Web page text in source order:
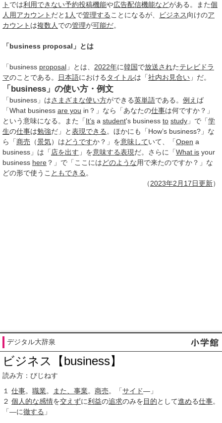
ト では利用できない予約投稿機能や広告配信機能などがある。また個
人用アカウント だと 1人 で管理する ことになるが、 ビジネス向けのア
カウント は複数人 での管理が可能だ。
「business proposal」とは
「business proposal 」とは、 2022年に韓国で放送されたテレビドラ
マのことである。 日本語における タイトルは「社内お見合い 」だ。
「business」の使い方・例文
「business」はさまざまな使い方ができる英単語である。 例え ば
「What business are you in？」なら「あなたの仕事は何ですか？」
という意味になる。また「It’s a student's business to study 」で「学
生の仕事は勉強だ」と表現できる 。ほかにも「How’s business?」な
ら「商売 （景気）はどうですか？」を意味していて、「Open a
business」は「 店を出す 」を意味する表現だ。さらに「What is your
business here ？」で「ここにはどのような用で来たのですか？」な
どの形で使うこ ともできる 。
（2023年2月17日更新）
デジタル大辞泉
ビジネス【business】
読み方：びじねす
１
仕事。 職業。 また、 事業。 商売。「サイド―」
２ 個人的な感情を交えずに利益の追求のみを目的として進める仕事。
「―に徹する 」